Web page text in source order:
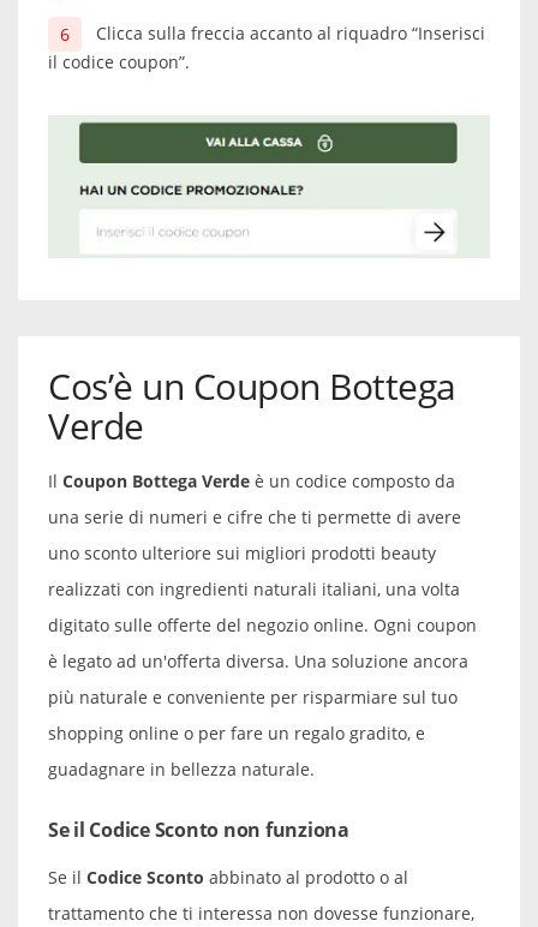
Clicca sulla freccia accanto al riquadro “Inserisci
il codice coupon”.
Cos’è un Coupon Bottega
Verde
Il Coupon Bottega Verde è un codice composto da
una serie di numeri e cifre che ti permette di avere
uno sconto ulteriore sui migliori prodotti beauty
realizzati con ingredienti naturali italiani, una volta
digitato sulle offerte del negozio online. Ogni coupon
è legato ad un'offerta diversa. Una soluzione ancora
più naturale e conveniente per risparmiare sul tuo
shopping online o per fare un regalo gradito, e
guadagnare in bellezza naturale.
Se il Codice Sconto non funziona
Se il Codice Sconto abbinato al prodotto o al
trattamento che ti interessa non dovesse funzionare,